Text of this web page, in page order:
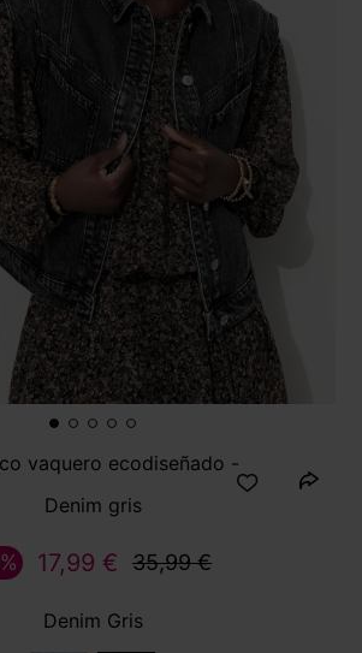
vaquero ecodiseñado -
Denim gris
17,99 € 35,99 €
Denim Gris